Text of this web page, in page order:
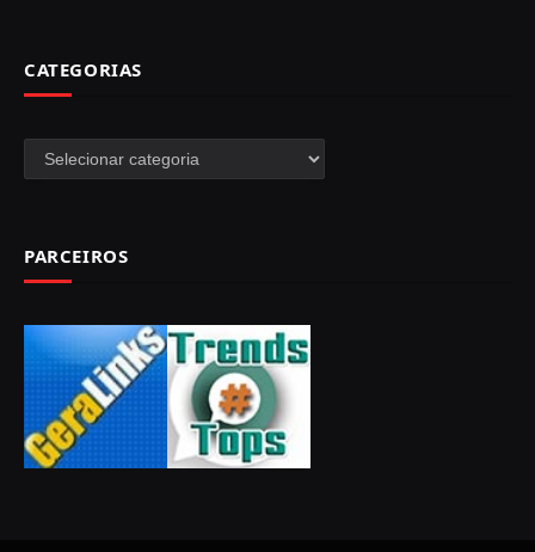
CATEGORIAS
Categorias
PARCEIROS